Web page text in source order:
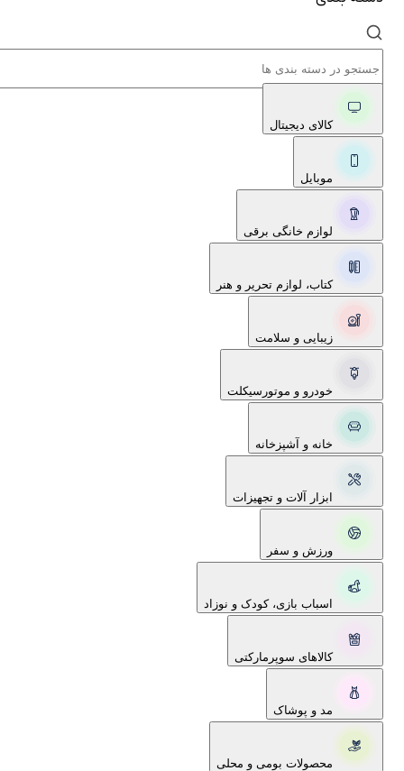
کالای دیجیتال
موبایل
لوازم خانگی برقی
کتاب، لوازم تحریر و هنر
زیبایی و سلامت
خودرو و موتورسیکلت
خانه و آشپزخانه
ابزار آلات و تجهیزات
ورزش و سفر
اسباب بازی، کودک و نوزاد
کالاهای سوپرمارکتی
مد و پوشاک
محصولات بومی و محلی